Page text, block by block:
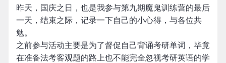
昨天，国庆之日，也是我参与第九期魔鬼训练营的最后
一天，结束之际，记录一下自己的小心得，与各位共
勉。
之前参与活动主要是为了督促自己背诵考研单词，毕竟
在准备法考客观题的路上也不能完全忽视考研英语的学